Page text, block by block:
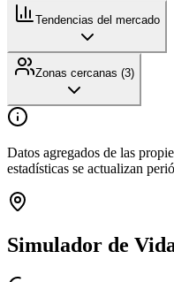
Tendencias del mercado
Zonas cercanas (3)
Datos agregados de las
estadísticas se actualizan
Simulador de